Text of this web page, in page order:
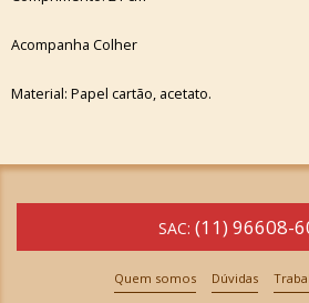
Acompanha Colher
Material: Papel cartão, acetato.
SAC: (11) 96608-
Quem somos Dúvidas